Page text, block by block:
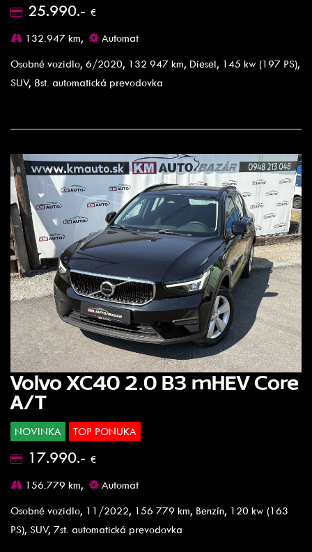
25.990.- €
132.947 km,
Automat
Osobné vozidlo, 6/2020, 132 947 km, Diesel, 145 kw (197 PS),
SUV, 8st. automatická prevodovka
Volvo XC40 2.0 B3 mHEV Core
A/T
NOVINKA TOP PONUKA
17.990.- €
156.779 km,
Automat
Osobné vozidlo, 11/2022, 156 779 km, Benzín, 120 kw (163
PS), SUV, 7st. automatická prevodovka